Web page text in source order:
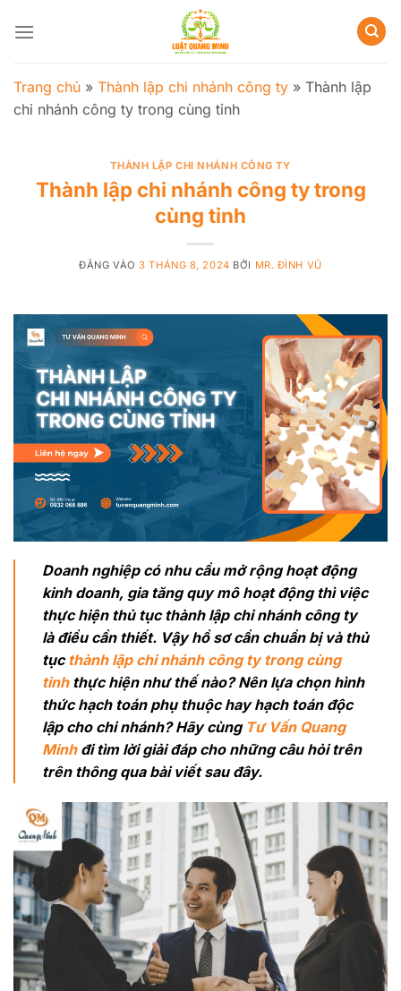
qua
dung
Trang chủ » Thành lập chi nhánh công ty » Thành lập
chi nhánh công ty trong cùng tỉnh
THÀNH LẬP CHI NHÁNH CÔNG TY
Thành lập chi nhánh công ty trong
cùng tỉnh
ĐĂNG VÀO3 THÁNG 8, 2024 BỞI MR. ĐÌNH VŨ
Doanh nghiệp có nhu cầu mở rộng hoạt động
kinh doanh, gia tăng quy mô hoạt động thì việc
thực hiện thủ tục thành lập chi nhánh công ty
là điều cần thiết. Vậy hồ sơ cần chuẩn bị và thủ
tục thành lập chi nhánh công ty trong cùng
tỉnhthực hiện như thế nào? Nên lựa chọn hình
thức hạch toán phụ thuộc hay hạch toán độc
lập cho chi nhánh? Hãy cùng Tư Vấn Quang
Minhđi tìm lời giải đáp cho những câu hỏi trên
trên thông qua bài viết sau đây.